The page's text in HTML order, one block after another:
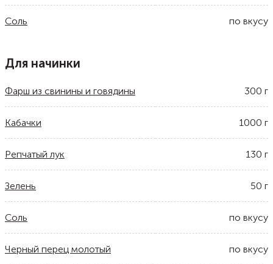
Соль по вкусу
Для начинки
Фарш из свинины и говядины 300 г
Кабачки 1000 г
Репчатый лук 130 г
Зелень 50 г
Соль по вкусу
Черный перец молотый по вкусу